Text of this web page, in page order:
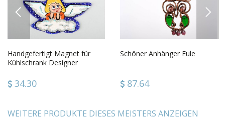
PREVIOUS
Handgefertigt Magnet für
Kühlschrank Designer
34.30
Schöner Anhänger Eule
87.64
NEXT
WEITERE PRODUKTE DIESES MEISTERS ANZEIGEN